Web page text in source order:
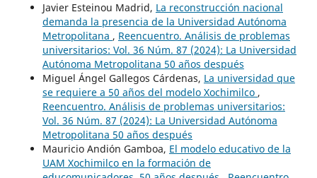
Javier Esteinou Madrid, La reconstrucción nacional
demanda la presencia de la Universidad Autónoma
Metropolitana , Reencuentro. Análisis de problemas
universitarios: Vol. 36 Núm. 87 (2024): La Universidad
Autónoma Metropolitana 50 años después
Miguel Ángel Gallegos Cárdenas, La universidad que
se requiere a 50 años del modelo Xochimilco ,
Reencuentro. Análisis de problemas universitarios:
Vol. 36 Núm. 87 (2024): La Universidad Autónoma
Metropolitana 50 años después
Mauricio Andión Gamboa, El modelo educativo de la
UAM Xochimilco en la formación de